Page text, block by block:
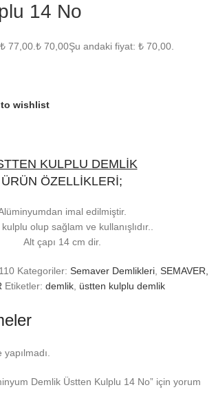
14 No
77,00. ₺ 70,00Şu andaki fiyat: ₺ 70,00.
wishlist
KULPLU DEMLİK
ÜRÜN ÖZELLİKLERİ;
imal edilmiştir.
olup sağlam ve kullanışlıdır..
Alt çapı 14 cm dir.
Kategoriler: Semaver Demlikleri SEMAVER,
Etiketler: demlik üstten kulplu demlik
Demlik Üstten Kulplu 14 No” için yorum